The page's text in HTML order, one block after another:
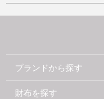
ブランドから探す
財布を探す